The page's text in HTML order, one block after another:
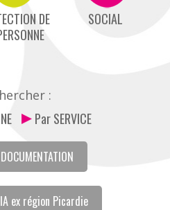
DE
SOCIAL
:
Par SERVICE
ex région Picardie